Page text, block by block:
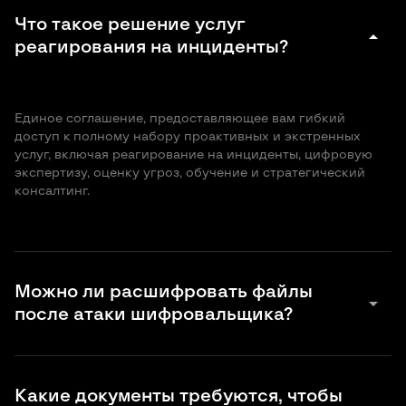
Что такое решение услуг
реагирования на инциденты?
arrow_drop_down
Единое соглашение, предоставляющее вам гибкий
доступ к полному набору проактивных и экстренных
услуг, включая реагирование на инциденты, цифровую
экспертизу, оценку угроз, обучение и стратегический
консалтинг.
Можно ли расшифровать файлы
после атаки шифровальщика?
arrow_drop_down
если нет резервных копий, восстановить данные
Какие документы требуются, чтобы